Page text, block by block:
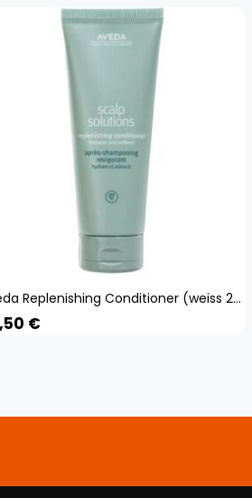
Aveda Replenishing Conditioner (weiss 200 ml) Beauty, Haare
€